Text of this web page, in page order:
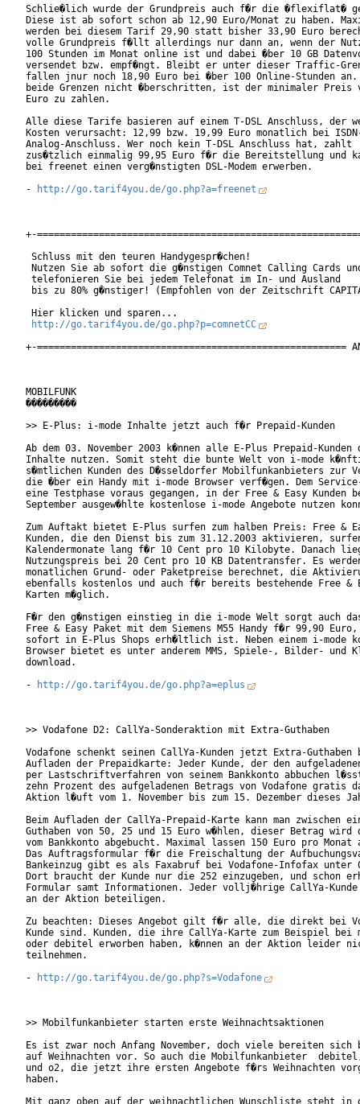
Schlie�lich wurde der Grundpreis auch f�r die �flexiflat�
Diese ist ab sofort schon ab 12,90 Euro/Monat zu haben.
werden bei diesem Tarif 29,90 statt bisher 33,90 Euro
volle Grundpreis f�llt allerdings nur dann an, wenn der
100 Stunden im Monat online ist und dabei �ber 10 GB
versendet bzw. empf�ngt. Bleibt er unter dieser Traffic-
fallen jnur noch 18,90 Euro bei �ber 100 Online-Stunden an.
beide Grenzen nicht �berschritten, ist der minimaler Preis
Euro zu zahlen.
Alle diese Tarife basieren auf einem T-DSL Anschluss, der
Kosten verursacht: 12,99 bzw. 19,99 Euro monatlich bei
Analog-Anschluss. Wer noch kein T-DSL Anschluss hat, zahlt
zus�tzlich einmalig 99,95 Euro f�r die Bereitstellung und
bei freenet einen verg�nstigten DSL-Modem erwerben.
-
http://go.tarif4you.de/go.php?a=freenet
+-
Schluss mit den teuren Handygespr�chen!
Nutzen Sie ab sofort die g�nstigen Comnet Calling Cards
telefonieren Sie bei jedem Telefonat im In- und Ausland
bis zu 80% g�nstiger! (Empfohlen von der Zeitschrift
Hier klicken und sparen...
http://go.tarif4you.de/go.php?p=comnetCC
+-=======================================================
MOBILFUNK
���������
>> E-Plus: i-mode Inhalte jetzt auch f�r Prepaid-Kunden
Ab dem 03. November 2003 k�nnen alle E-Plus Prepaid-Kunden
Inhalte nutzen. Somit steht die bunte Welt von i-mode
s�mtlichen Kunden des D�sseldorfer Mobilfunkanbieters zur
die �ber ein Handy mit i-mode Browser verf�gen. Dem
eine Testphase voraus gegangen, in der Free & Easy
September ausgew�hlte kostenlose i-mode Angebote nutzen
Zum Auftakt bietet E-Plus surfen zum halben Preis: Free &
Kunden, die den Dienst bis zum 31.12.2003 aktivieren,
Kalendermonate lang f�r 10 Cent pro 10 Kilobyte. Danach
Nutzungspreis bei 20 Cent pro 10 KB Datentransfer. Es
monatlichen Grund- oder Paketpreise berechnet, die
ebenfalls kostenlos und auch f�r bereits bestehende Free &
Karten m�glich.
F�r den g�nstigen einstieg in die i-mode Welt sorgt auch
Free & Easy Paket mit dem Siemens M55 Handy f�r 99,90
sofort in E-Plus Shops erh�ltlich ist. Neben einem i-mode
Browser bietet es unter anderem MMS, Spiele-, Bilder- und
download.
-
http://go.tarif4you.de/go.php?a=eplus
>> Vodafone D2: CallYa-Sonderaktion mit Extra-Guthaben
Vodafone schenkt seinen CallYa-Kunden jetzt Extra-Guthaben
Aufladen der Prepaidkarte: Jeder Kunde, der den
per Lastschriftverfahren von seinem Bankkonto abbuchen
zehn Prozent des aufgeladenen Betrags von Vodafone gratis
Aktion l�uft vom 1. November bis zum 15. Dezember dieses
Beim Aufladen der CallYa-Prepaid-Karte kann man zwischen
Guthaben von 50, 25 und 15 Euro w�hlen, dieser Betrag wird
vom Bankkonto abgebucht. Maximal lassen 150 Euro pro Monat
Das Auftragsformular f�r die Freischaltung der
Bankeinzug gibt es als Faxabruf bei Vodafone-Infofax unter
Dort braucht der Kunde nur die 252 einzugeben, und schon
Formular samt Informationen. Jeder vollj�hrige CallYa-
an der Aktion beteiligen.
Zu beachten: Dieses Angebot gilt f�r alle, die direkt bei
Kunde sind. Kunden, die ihre CallYa-Karte zum Beispiel bei
oder debitel erworben haben, k�nnen an der Aktion leider
teilnehmen.
-
http://go.tarif4you.de/go.php?s=Vodafone
>> Mobilfunkanbieter starten erste Weihnachtsaktionen
Es ist zwar noch Anfang November, doch viele bereiten sich
auf Weihnachten vor. So auch die Mobilfunkanbieter
und o2, die jetzt ihre ersten Angebote f�rs Weihnachten
haben.
Mit ganz oben auf der weihnachtlichen Wunschliste steht in